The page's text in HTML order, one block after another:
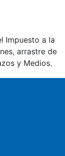
Impuesto a la
arrastre de
y Medios.